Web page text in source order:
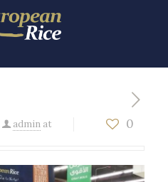
0
admin at